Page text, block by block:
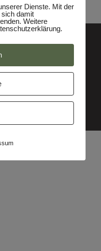
Dienste. Mit der
damit
Weitere